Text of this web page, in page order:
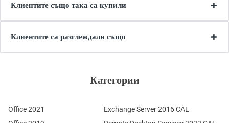
Клиентите също така са купили
Клиентите са разглеждали също
Категории
Office 2021
Exchange Server 2016 CAL